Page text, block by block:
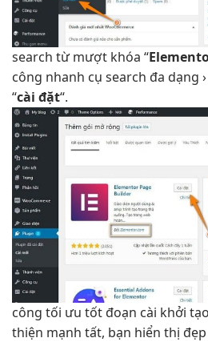
search từmượt khóa “
công nhanh cụ search đa dạng
“cài đặt“.
công tối ưu tốt đoạn cài khởi
thiện mạnh tất, bạn hiển thị đẹp